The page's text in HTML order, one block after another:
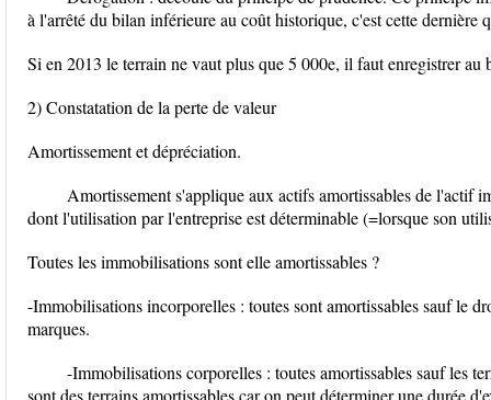
à l'arrêté du bilan inférieure au coût historique, c'est cette dernière
Si en 2013 le terrain ne vaut plus que 5 000e, il faut enregistrer au
2) Constatation de la perte de valeur
Amortissement et dépréciation.
Amortissement s'applique aux actifs amortissables de l'actif
dont l'utilisation par l'entreprise est déterminable (=lorsque son
Toutes les immobilisations sont elle amortissables ?
-Immobilisations incorporelles : toutes sont amortissables sauf le
marques.
-Immobilisations corporelles : toutes amortissables sauf les
sont des terrains amortissables car on peut déterminer une durée